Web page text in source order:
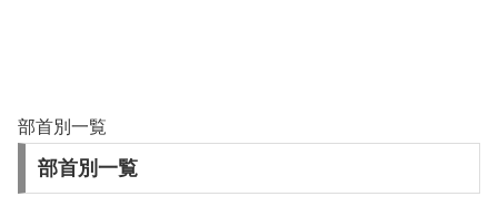
部首別一覧
部首別一覧